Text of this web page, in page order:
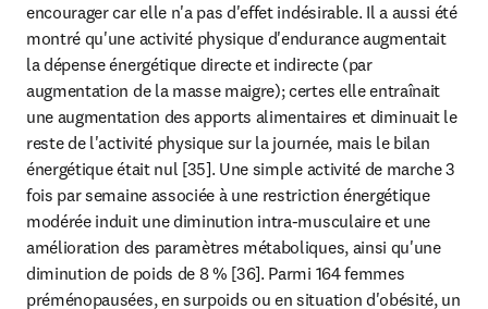
encourager car elle n'a pas d'effet indésirable. Il a aussi été
montré qu'une activité physique d'endurance augmentait
la dépense énergétique directe et indirecte (par
augmentation de la masse maigre); certes elle entraînait
une augmentation des apports alimentaires et diminuait le
reste de l'activité physique sur la journée, mais le bilan
énergétique était nul [35]. Une simple activité de marche 3
fois par semaine associée à une restriction énergétique
modérée induit une diminution intra-musculaire et une
amélioration des paramètres métaboliques, ainsi qu'une
diminution de poids de 8 % [36]. Parmi 164 femmes
préménopausées, en surpoids ou en situation d'obésité, un